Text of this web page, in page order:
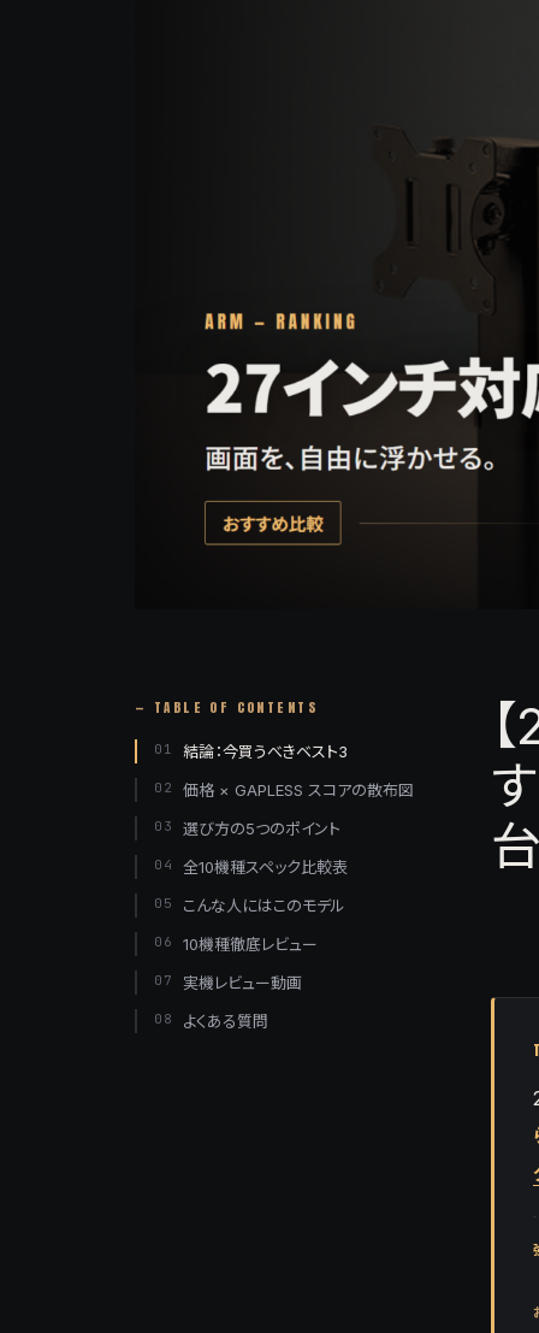
— TABLE OF CONTENTS
01 結論：今買うべきベスト3
02 価格 × GAPLESS スコアの散布図
03 選び方の5つのポイント
04 全10機種スペック比較表
05 こんな人にはこのモデル
06 10機種徹底レビュー
07 実機レビュー動画
08 よくある質問